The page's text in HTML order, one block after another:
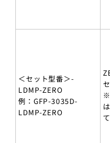
＜セット型番＞-
LDMP-ZERO
例：GFP-3035D-
LDMP-ZERO
※